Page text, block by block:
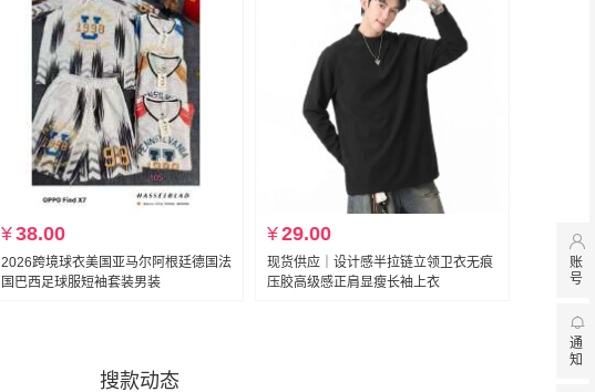
¥38.00
2026跨境球衣美国亚马尔阿根廷德国法
国巴西足球服短袖套装男装
¥29.00
现货供应｜设计感半拉链立领卫衣无痕
压胶高级感正肩显瘦长袖上衣
搜款动态

账
号

通
知